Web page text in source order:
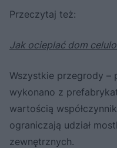
Przeczytaj też:
Jak ocieplać dom
Wszystkie przegrody –
wykonano z
wartością
ograniczają udział
zewnętrznych.